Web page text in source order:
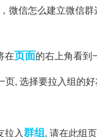
微信怎么建立微信
在页面的右上角看到
, 选择要拉入组的好
拉入群组, 请在此组